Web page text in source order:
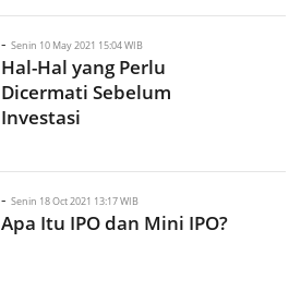
- Senin 10 May 2021 15:04 WIB
Hal-Hal yang Perlu
Dicermati Sebelum
Investasi
- Senin 18 Oct 2021 13:17 WIB
Apa Itu IPO dan Mini IPO?